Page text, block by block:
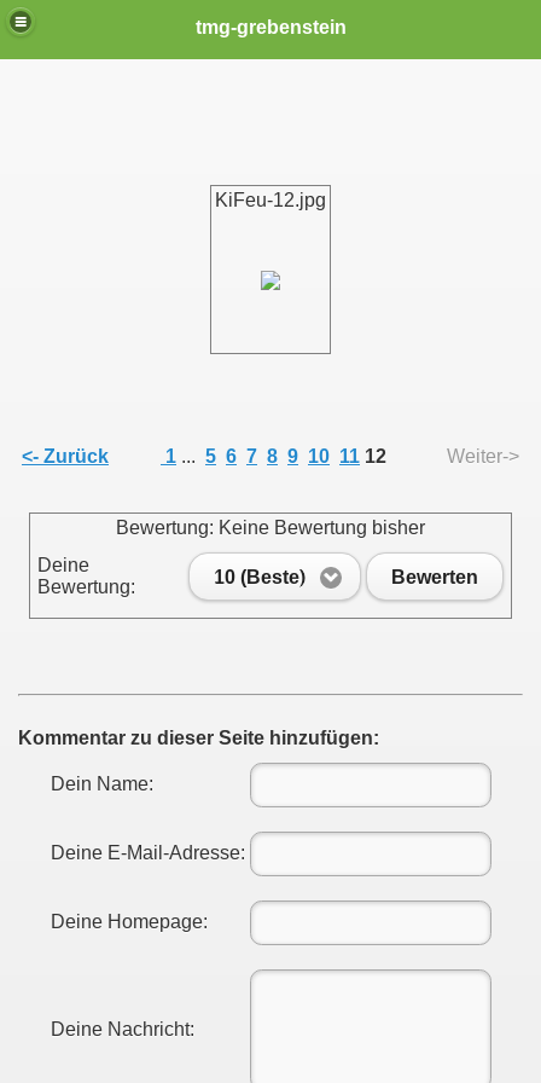
tmg-grebenstein
KiFeu-12.jpg
<- Zurück 1 ... 5 6 7 8 9 10 11 12 Weiter->
Bewertung: Keine Bewertung bisher
Deine
Bewertung:
10 (Beste) Bewerten
Kommentar zu dieser Seite hinzufügen:
Dein Name:
Deine E-Mail-Adresse:
Deine Homepage:
Deine Nachricht: